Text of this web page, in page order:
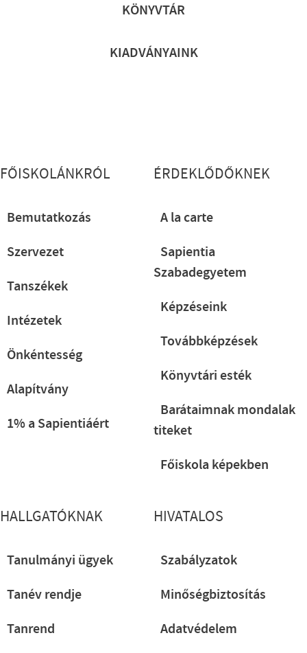
KÖNYVTÁR
KIADVÁNYAINK
FŐISKOLÁNKRÓL
Bemutatkozás
Szervezet
Tanszékek
Intézetek
Önkéntesség
Alapítvány
1% a Sapientiáért
ÉRDEKLŐDŐKNEK
A la carte
Sapientia
Szabadegyetem
Képzéseink
Továbbképzések
Könyvtári esték
Barátaimnak mondalak
titeket
Főiskola képekben
HALLGATÓKNAK
Tanulmányi ügyek
Tanév rendje
Tanrend
HIVATALOS
Szabályzatok
Minőségbiztosítás
Adatvédelem